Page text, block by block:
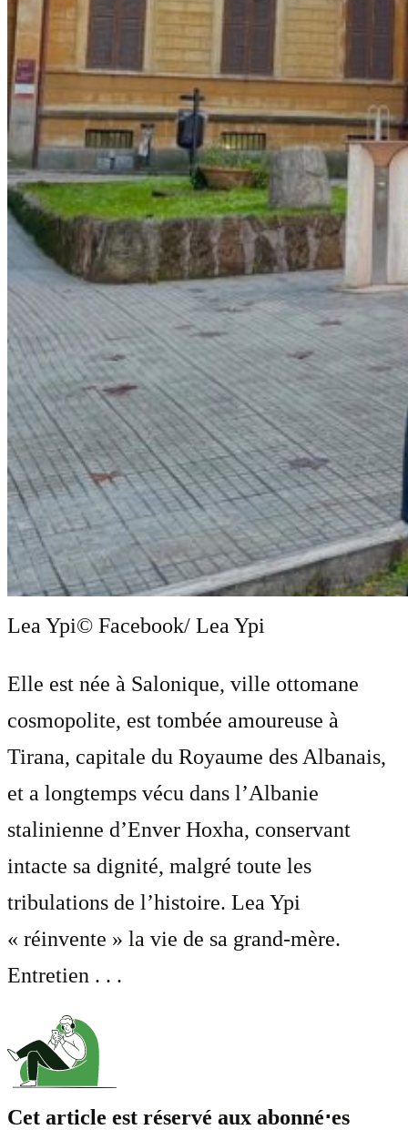
Lea Ypi© Facebook/ Lea Ypi
Elle est née à Salonique, ville ottomane
cosmopolite, est tombée amoureuse à
Tirana, capitale du Royaume des Albanais,
et a longtemps vécu dans l’Albanie
stalinienne d’Enver Hoxha, conservant
intacte sa dignité, malgré toute les
tribulations de l’histoire. Lea Ypi
« réinvente » la vie de sa grand-mère.
Entretien . . .
Cet article est réservé aux abonné⋅es